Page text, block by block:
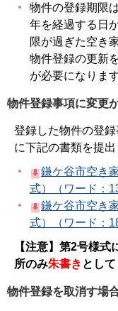
物件の登録期限
年を経過する日
限が過ぎた空き
物件登録の更新
が必要になります
物件登録事項に変更
登録した物件の登
に下記の書類を提出
鎌ケ谷市空き
式）（ワード：
鎌ケ谷市空き
式）（ワード：
【注意】第2号様
所のみ朱書き として
物件登録を取消す場